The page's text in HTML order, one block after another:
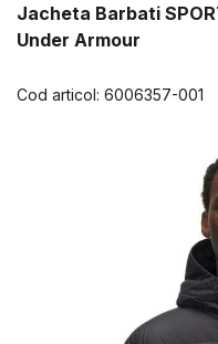
Jacheta Barbati
Under Armour
Cod articol: 6006357-001